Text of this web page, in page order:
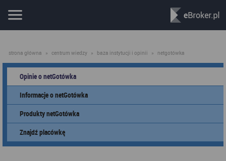
strona główna » centrum wiedzy » baza instytucji i opinii » netgotówka
Opinie o netGotówka
Informacje o netGotówka
Produkty netGotówka
Znajdź placówkę